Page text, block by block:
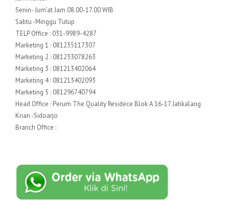
Senin- Jum’at Jam 08.00-17.00 WIB
Sabtu -Minggu Tutup
TELP Office : 031-9989-4287
Marketing 1 : 081235117307
Marketing 2 : 081233078263
Marketing 3 : 081213402064
Marketing 4 : 081213402093
Marketing 5 : 081296740794
Head Office : Perum The Quality Residece Blok A 16-17 Jatikalang
Krian -Sidoarjo
Branch Office :